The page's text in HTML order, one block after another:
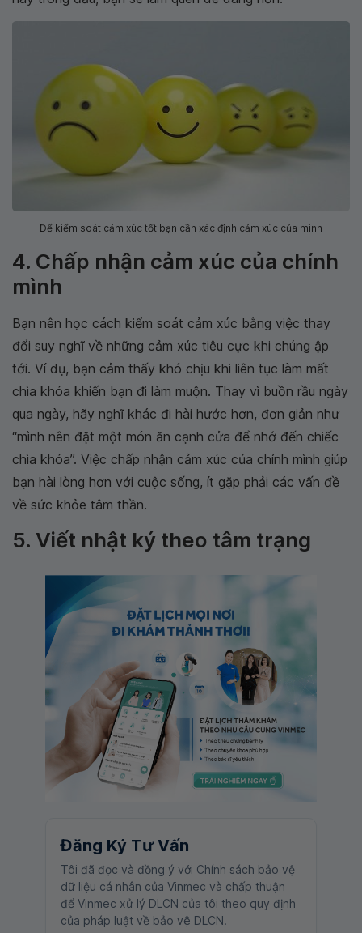
Để kiểm soát cảm xúc tốt bạn cần xác định cảm xúc của mình
4. Chấp nhận cảm xúc của chính
mình
Bạn nên học cách kiểm soát cảm xúc bằng việc thay
đổi suy nghĩ về những cảm xúc tiêu cực khi chúng ập
tới. Ví dụ, bạn cảm thấy khó chịu khi liên tục làm mất
chìa khóa khiến bạn đi làm muộn. Thay vì buồn rầu ngày
qua ngày, hãy nghĩ khác đi hài hước hơn, đơn giản như
“mình nên đặt một món ăn cạnh cửa để nhớ đến chiếc
chìa khóa”. Việc chấp nhận cảm xúc của chính mình giúp
bạn hài lòng hơn với cuộc sống, ít gặp phải các vấn đề
về sức khỏe tâm thần.
5. Viết nhật ký theo tâm trạng
Đăng Ký Tư Vấn
Tôi đã đọc và đồng ý với Chính sách bảo vệ
dữ liệu cá nhân của Vinmec và chấp thuận
để Vinmec xử lý DLCN của tôi theo quy định
của pháp luật về bảo vệ DLCN.